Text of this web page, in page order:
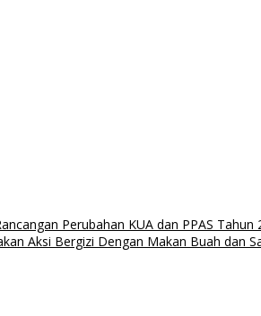
Perubahan KUA dan PPAS Tahun
Aksi Bergizi Dengan Makan Buah dan